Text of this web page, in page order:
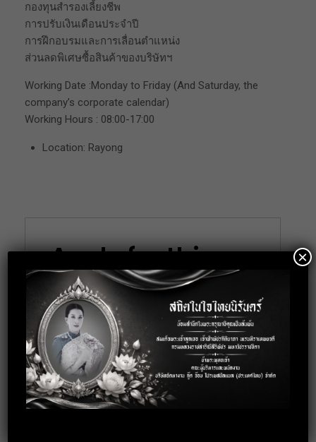
กองทุนสำรองเลี้ยงชีพ
การปรับเงินเดือนประจำปี
การฝึกอบรมและการเลื่อนตำแหน่ง
ส่วนลดพิเศษซื้อสินค้าของบริษัทฯ
Working Date :Monday to Friday (And Saturday, the
company’s corporate calendar)
Working Hours : 08:00-17:00
Location: Rayong
Apply for this
position
Full Name
Email*
×